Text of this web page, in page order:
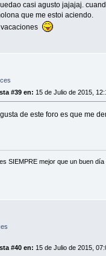
casi agusto jajajaj.
que me estoi aciendo.
#39 en: 15 de Julio de 2015,
de este foro es que me
SIEMPRE mejor que un buen dí­a
#40 en: 15 de Julio de 2015,